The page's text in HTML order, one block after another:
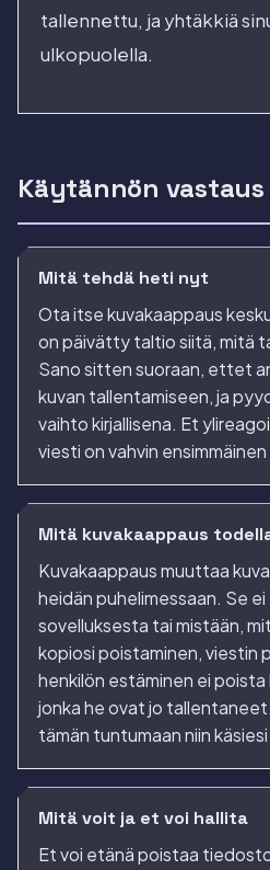
tallennettu, ja yhtäkkiä
ulkopuolella.
Käytännön vastaus
Mitä tehdä heti nyt
Ota itse kuvakaappaus
on päivätty taltio siitä, mitä
Sano sitten suoraan, ettet
kuvan tallentamiseen, ja
vaihto kirjallisena. Et
viesti on vahvin ensimmäinen
Mitä kuvakaappaus
Kuvakaappaus muuttaa
heidän puhelimessaan. Se
sovelluksesta tai mistään,
kopiosi poistaminen, viestin
henkilön estäminen ei
jonka he ovat jo
tämän tuntumaan niin
Mitä voit ja et voi hallita
Et voi etänä poistaa